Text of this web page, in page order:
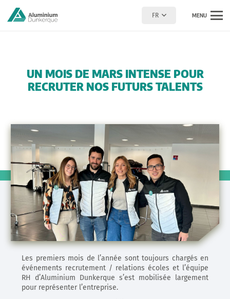
FR MENU
UN MOIS DE MARS INTENSE POUR
RECRUTER NOS FUTURS TALENTS
Les premiers mois de l’année sont toujours chargés en
événements recrutement / relations écoles et l’équipe
RH d’Aluminium Dunkerque s’est mobilisée largement
pour représenter l’entreprise.